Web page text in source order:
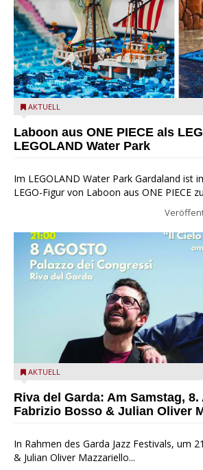
Laboon aus ONE PIECE als LEGO-Figur
AKTUELL
Laboon aus ONE PIECE als
LEGOLAND Water Park
Im LEGOLAND Water Park Gardaland ist
LEGO-Figur von Laboon aus ONE PIECE
Fabrizio Bosso & Julian Oliver Mazzariello
AKTUELL
Riva del Garda: Am Samstag, 8.
Fabrizio Bosso & Julian Oliver
In Rahmen des Garda Jazz Festivals, um
& Julian Oliver Mazzariello...